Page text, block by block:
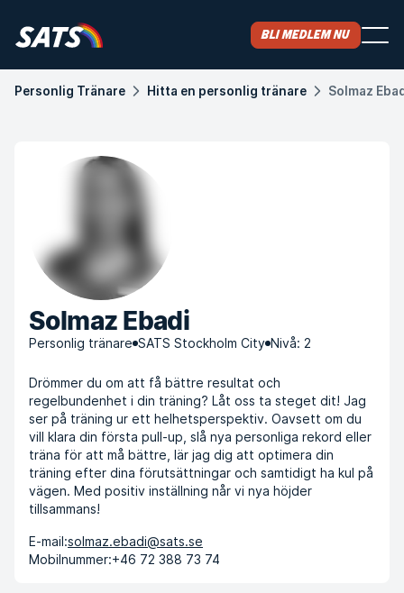
Bli medlem nu
Personlig Tränare Hitta en personlig tränare Solmaz
Solmaz Ebadi
Personlig tränare SATS Stockholm City Nivå: 2
Drömmer du om att få bättre resultat och
regelbundenhet i din träning? Låt oss ta steget dit! Jag
ser på träning ur ett helhetsperspektiv. Oavsett om du
vill klara din första pull-up, slå nya personliga rekord eller
träna för att må bättre, lär jag dig att optimera din
träning efter dina förutsättningar och samtidigt ha kul på
vägen. Med positiv inställning når vi nya höjder
tillsammans!
E-mail:solmaz.ebadi@sats.se
Mobilnummer:+46 72 388 73 74